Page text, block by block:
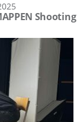
Shooting